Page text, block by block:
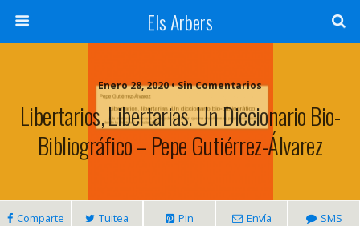
Els Arbers
Enero 28, 2020 • Sin Comentarios
Libertarios, Libertarias. Un Diccionario Bio-
Bibliográfico – Pepe Gutiérrez-Álvarez
Comparte Tuitea Pin Envía SMS